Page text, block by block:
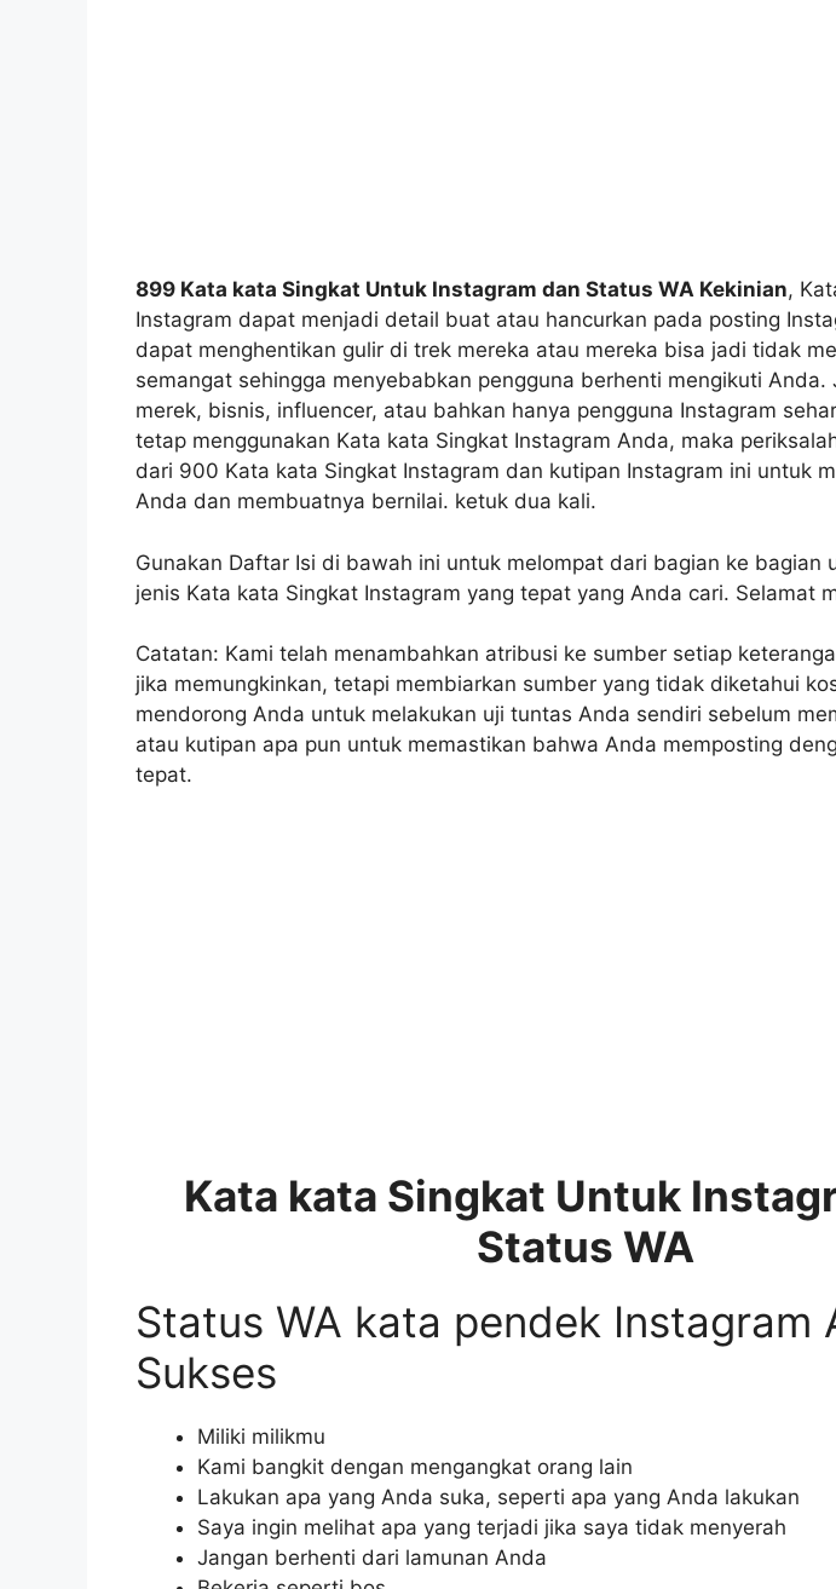
899 Kata kata Singkat Untuk Instagram dan Status WA Kekinian,
Instagram dapat menjadi detail buat atau hancurkan pada posting
dapat menghentikan gulir di trek mereka atau mereka bisa jadi tidak
semangat sehingga menyebabkan pengguna berhenti mengikuti Anda.
merek, bisnis, influencer, atau bahkan hanya pengguna Instagram
tetap menggunakan Kata kata Singkat Instagram Anda, maka
dari 900 Kata kata Singkat Instagram dan kutipan Instagram ini untuk
Anda dan membuatnya bernilai. ketuk dua kali.
Gunakan Daftar Isi di bawah ini untuk melompat dari bagian ke bagian
jenis Kata kata Singkat Instagram yang tepat yang Anda cari. Selamat
Catatan: Kami telah menambahkan atribusi ke sumber setiap
jika memungkinkan, tetapi membiarkan sumber yang tidak diketahui
mendorong Anda untuk melakukan uji tuntas Anda sendiri sebelum
atau kutipan apa pun untuk memastikan bahwa Anda memposting
tepat.
Kata kata Singkat Untuk
Status WA
Status WA kata pendek Instagram
Sukses
Miliki milikmu
Kami bangkit dengan mengangkat orang lain
Lakukan apa yang Anda suka, seperti apa yang Anda lakukan
Saya ingin melihat apa yang terjadi jika saya tidak menyerah
Jangan berhenti dari lamunan Anda